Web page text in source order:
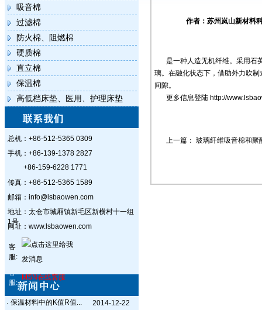
吸音棉
过滤棉
防火棉、阻燃棉
硬质棉
直立棉
保温棉
高低档床垫、医用、护理床垫
总机：+86-512-5365 0309
手机：+86-139-1378 2827
+86-159-6228 1771
传真：+86-512-5365 1589
邮箱：info@lsbaowen.com
地址：太仓市城厢镇新毛区新横村十一组
1号
网址：www.lsbaowen.com
客
服:
客
服:
MSN在线客服
· 保温材料中的K值R值...
2014-12-22
作者：苏州岚山新材料
是一种人造无机纤维。采用石
璃。在融化状态下，借助外力吹
间隙。
更多信息登陆 http://
上一篇： 玻璃纤维吸音棉和聚